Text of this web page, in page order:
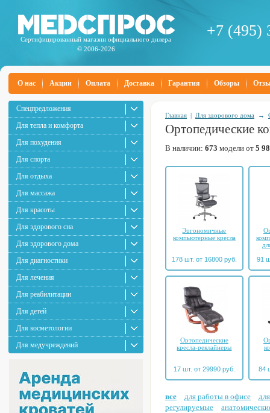
Сертифицированный магазин официального дилера
© 2006-2026
+7 (495)
О нас Акции Оплата Доставка Гарантия Обзоры
Спецпредложения
Для тепла и комфорта
Для похудения
Для спорта
Для отдыха
Для массажа
Для красоты
Для здорового сна
Для здорового дома
Для диагностики
Для лечения
Для реабилитации
Для детей
Для косметологии
Для медучреждений
Главная | Для здорового дома →
Ортопедические
В наличии: 673 модели от 5
Эргономичные
компьютерные кресла
178 шт. от 16800 руб.
91
Ортопедические
кресла-реклайнеры
17 шт. от 29990 руб. 84
все для работы в офисе
регулируемые